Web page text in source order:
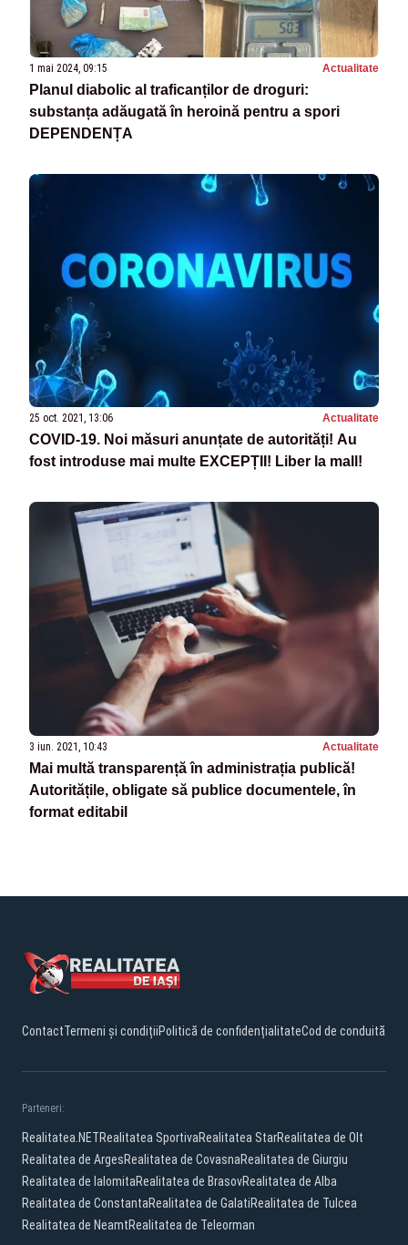
1 mai 2024, 09:15 Actualitate
Planul diabolic al traficanților de droguri:
substanța adăugată în heroină pentru a spori
DEPENDENȚA
25 oct. 2021, 13:06 Actualitate
COVID-19. Noi măsuri anunțate de autorități! Au
fost introduse mai multe EXCEPȚII! Liber la mall!
3 iun. 2021, 10:43 Actualitate
Mai multă transparență în administrația publică!
Autoritățile, obligate să publice documentele, în
format editabil
ContactTermeni și condițiiPolitică de confidențialitateCod de conduită
Parteneri:
Realitatea.NETRealitatea SportivaRealitatea StarRealitatea de Olt
Realitatea de ArgesRealitatea de CovasnaRealitatea de Giurgiu
Realitatea de IalomitaRealitatea de BrasovRealitatea de Alba
Realitatea de ConstantaRealitatea de GalatiRealitatea de Tulcea
Realitatea de NeamtRealitatea de Teleorman